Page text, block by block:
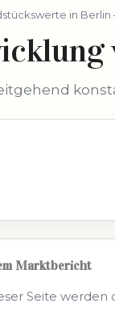
in Berlin
Marktbericht
Seite